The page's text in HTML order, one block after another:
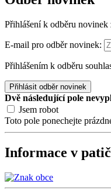
Přihlášení k odběru
E-mail pro odběr novinek:
Přihlášením k odběru
Přihlásit odběr novinek
Dvě následující pole
Jsem robot
Toto pole ponechejte
Informace v